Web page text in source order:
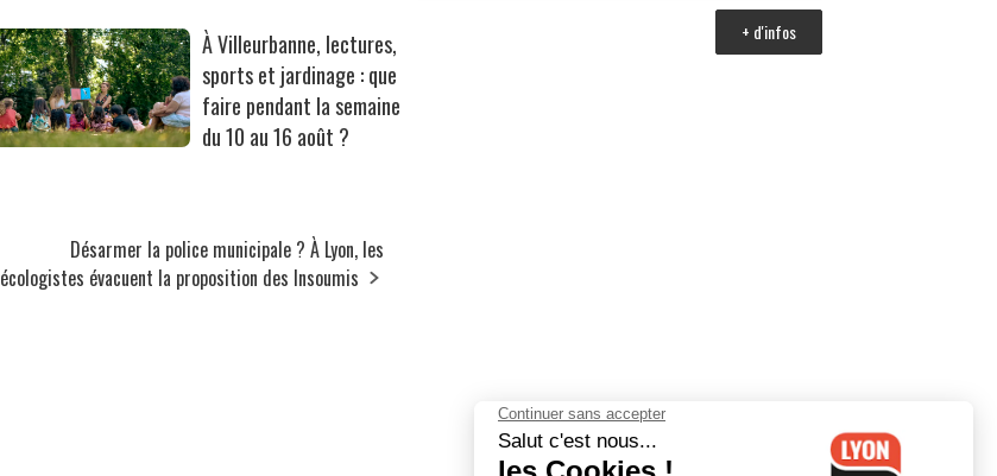
À Villeurbanne, lectures,
sports et jardinage : que
faire pendant la semaine
du 10 au 16 août ?
Désarmer la police municipale ? À Lyon, les
écologistes évacuent la proposition des Insoumis
+ d'infos